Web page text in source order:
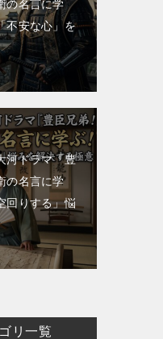
の名言に学
不安な心」を
河ドラマ『豊
の名言に学
回りする」悩
リ一覧